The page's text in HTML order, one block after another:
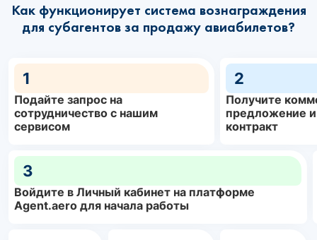
Как функционирует система вознаграждения
для субагентов за продажу авиабилетов?
1
Подайте запрос на
сотрудничество с нашим
сервисом
2
Получите
предложение
контракт
3
Войдите в Личный кабинет на платформе
Agent.aero для начала работы